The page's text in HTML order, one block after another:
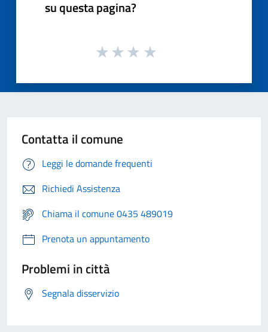
su questa pagina?
Contatta il comune
Leggi le domande frequenti
Richiedi Assistenza
Chiama il comune 0435 489019
Prenota un appuntamento
Problemi in città
Segnala disservizio